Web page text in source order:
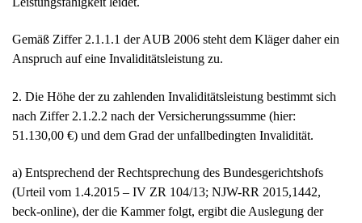
Gemäß Ziffer 2.1.1.1 der AUB 2006 steht dem Kläger daher ein
Anspruch auf eine Invaliditätsleistung zu.
2. Die Höhe der zu zahlenden Invaliditätsleistung bestimmt sich
nach Ziffer 2.1.2.2 nach der Versicherungssumme (hier:
51.130,00 €) und dem Grad der unfallbedingten Invalidität.
a) Entsprechend der Rechtsprechung des Bundesgerichtshofs
(Urteil vom 1.4.2015 – IV ZR 104/13; NJW-RR 2015,1442,
beck-online), der die Kammer folgt, ergibt die Auslegung der